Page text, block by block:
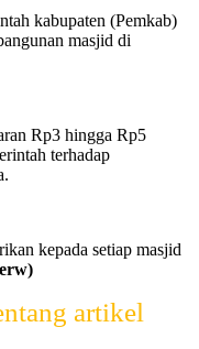
kabupaten (Pemkab)
masjid di
Rp3 hingga Rp5
terhadap
kepada setiap masjid
artikel